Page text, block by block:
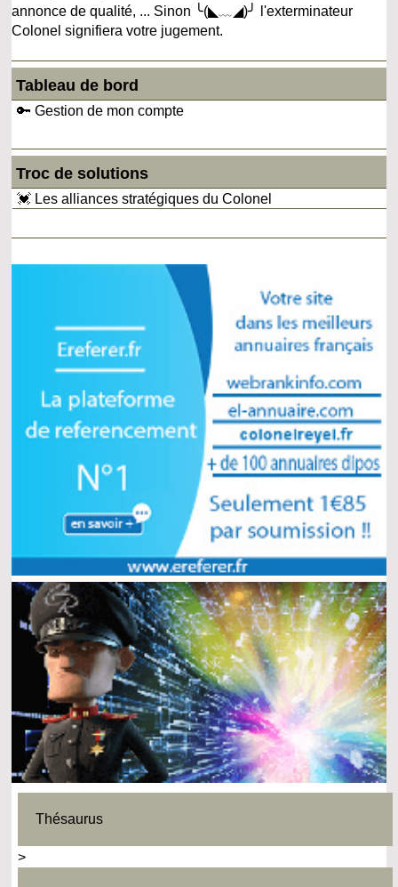
annonce de qualité, ... Sinon ╰(◣﹏◢)╯ l'exterminateur
Colonel signifiera votre jugement.
Tableau de bord
🔑 Gestion de mon compte
Troc de solutions
💓 Les alliances stratégiques du Colonel
Thésaurus
>